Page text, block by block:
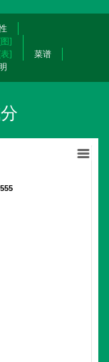
]
]
菜谱
555
555